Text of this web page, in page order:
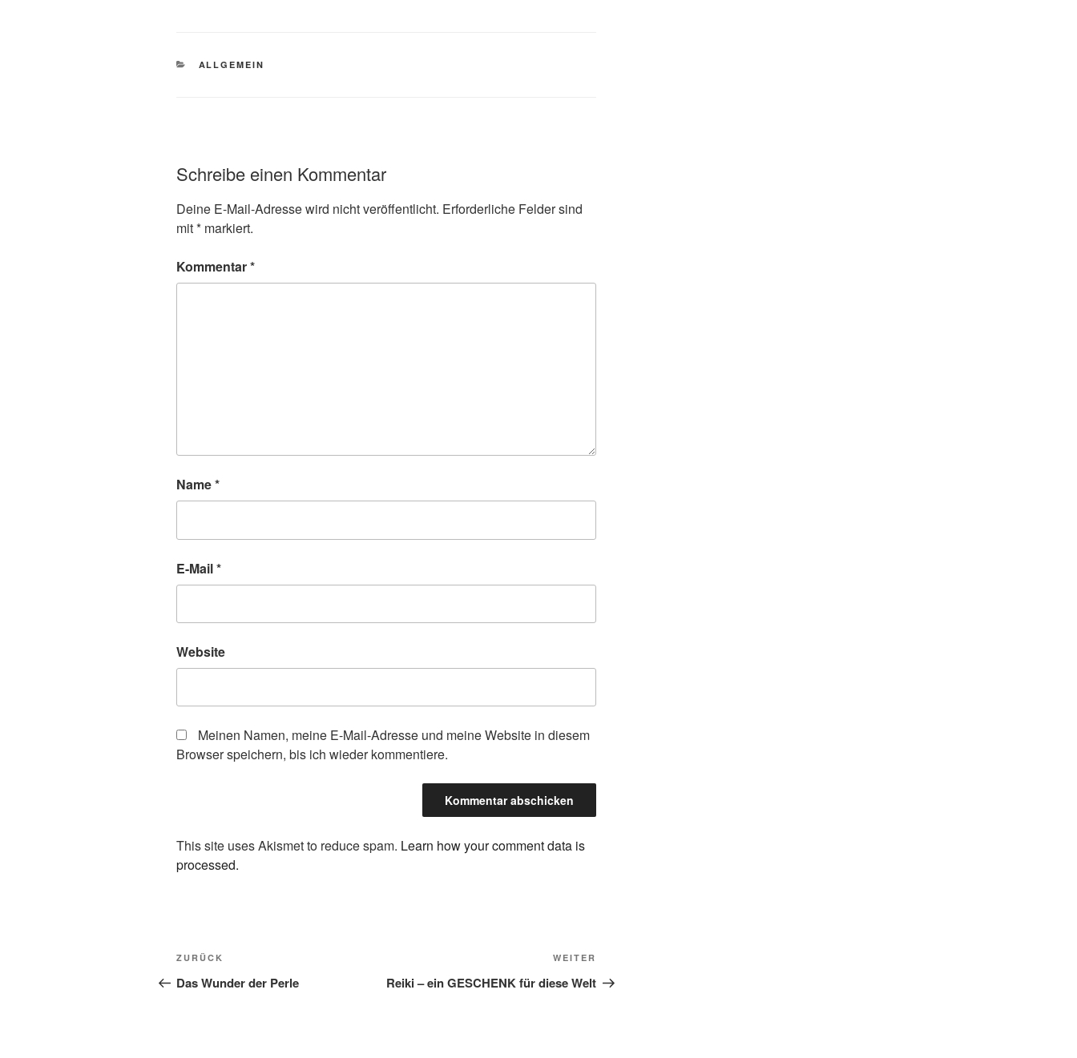
KATEGORIEN
ALLGEMEIN
Schreibe einen Kommentar
Deine E-Mail-Adresse wird nicht veröffentlicht. Erforderliche Felder sind
mit* markiert.
Kommentar*
Name*
E-Mail*
Website
Meinen Namen, meine E-Mail-Adresse und meine Website in diesem
Browser speichern, bis ich wieder kommentiere.
This site uses Akismet to reduce spam. Learn how your comment data is
processed.
Beitrags-
Navigation
Vorheriger
Beitrag
ZURÜCK
Das Wunder der Perle
Beitrag
WEITER
Reiki – ein GESCHENK für diese Welt